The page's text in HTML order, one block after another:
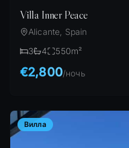
Villa Inner Peace
Alicante, Spain
3
4 550m²
€2,800/ночь
Вилла